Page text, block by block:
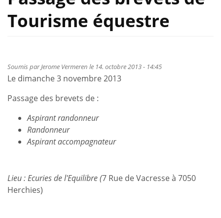
Tourisme équestre
Soumis parJerome Vermeren le 14. octobre 2013 - 14:45
Le dimanche 3 novembre 2013
Passage des brevets de :
Aspirant randonneur
Randonneur
Aspirant accompagnateur
Lieu : Ecuries de l'Equilibre (7 Rue de Vacresse à 7050
Herchies)